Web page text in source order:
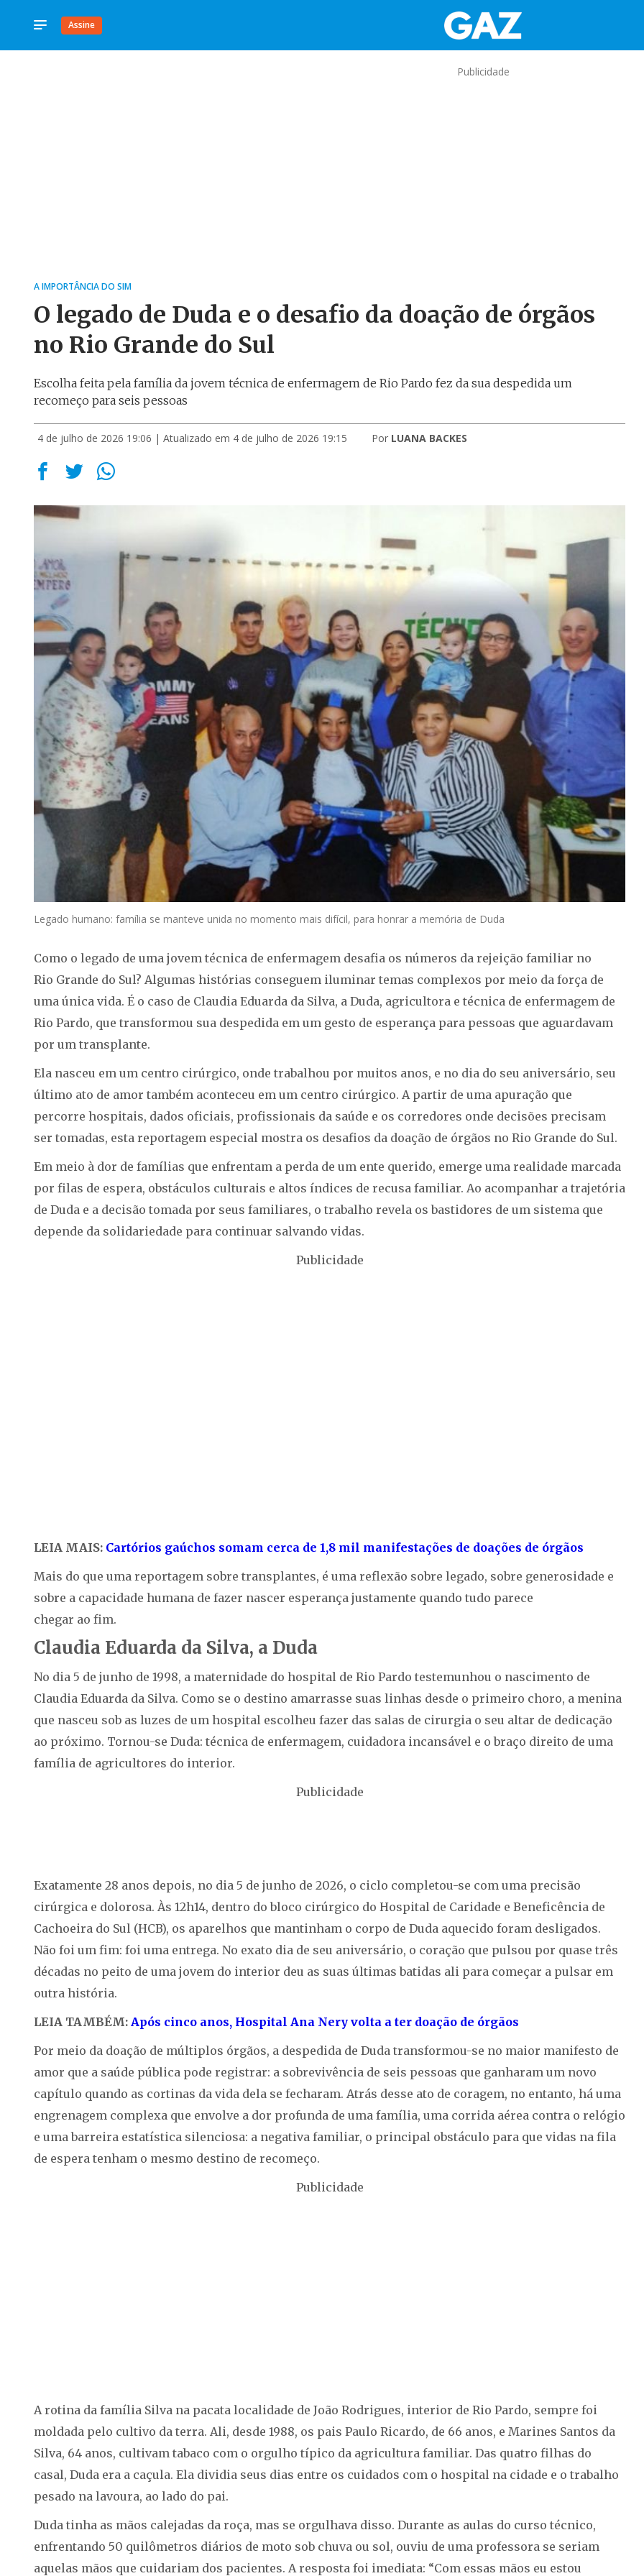
Assine
Publicidade
A IMPORTÂNCIA DO SIM
O legado de Duda e o desafio da doação de órgãos
no Rio Grande do Sul
Escolha feita pela família da jovem técnica de enfermagem de Rio Pardo fez da sua despedida um
recomeço para seis pessoas
4 de julho de 2026 19:06 | Atualizado em 4 de julho de 2026 19:15 Por LUANA BACKES
Legado humano: família se manteve unida no momento mais difícil, para honrar a memória de Duda
Como o legado de uma jovem técnica de enfermagem desafia os números da rejeição familiar no
Rio Grande do Sul? Algumas histórias conseguem iluminar temas complexos por meio da força de
uma única vida. É o caso de Claudia Eduarda da Silva, a Duda, agricultora e técnica de enfermagem de
Rio Pardo, que transformou sua despedida em um gesto de esperança para pessoas que aguardavam
por um transplante.
Ela nasceu em um centro cirúrgico, onde trabalhou por muitos anos, e no dia do seu aniversário, seu
último ato de amor também aconteceu em um centro cirúrgico. A partir de uma apuração que
percorre hospitais, dados oficiais, profissionais da saúde e os corredores onde decisões precisam
ser tomadas, esta reportagem especial mostra os desafios da doação de órgãos no Rio Grande do Sul.
Em meio à dor de famílias que enfrentam a perda de um ente querido, emerge uma realidade marcada
por filas de espera, obstáculos culturais e altos índices de recusa familiar. Ao acompanhar a trajetória
de Duda e a decisão tomada por seus familiares, o trabalho revela os bastidores de um sistema que
depende da solidariedade para continuar salvando vidas.
Publicidade
LEIA MAIS: Cartórios gaúchos somam cerca de 1,8 mil manifestações de doações de órgãos
Mais do que uma reportagem sobre transplantes, é uma reflexão sobre legado, sobre generosidade e
sobre a capacidade humana de fazer nascer esperança justamente quando tudo parece
chegar ao fim.
Claudia Eduarda da Silva, a Duda
No dia 5 de junho de 1998, a maternidade do hospital de Rio Pardo testemunhou o nascimento de
Claudia Eduarda da Silva. Como se o destino amarrasse suas linhas desde o primeiro choro, a menina
que nasceu sob as luzes de um hospital escolheu fazer das salas de cirurgia o seu altar de dedicação
ao próximo. Tornou-se Duda: técnica de enfermagem, cuidadora incansável e o braço direito de uma
família de agricultores do interior.
Publicidade
Exatamente 28 anos depois, no dia 5 de junho de 2026, o ciclo completou-se com uma precisão
cirúrgica e dolorosa. Às 12h14, dentro do bloco cirúrgico do Hospital de Caridade e Beneficência de
Cachoeira do Sul (HCB), os aparelhos que mantinham o corpo de Duda aquecido foram desligados.
Não foi um fim: foi uma entrega. No exato dia de seu aniversário, o coração que pulsou por quase três
décadas no peito de uma jovem do interior deu as suas últimas batidas ali para começar a pulsar em
outra história.
LEIA TAMBÉM: Após cinco anos, Hospital Ana Nery volta a ter doação de órgãos
Por meio da doação de múltiplos órgãos, a despedida de Duda transformou-se no maior manifesto de
amor que a saúde pública pode registrar: a sobrevivência de seis pessoas que ganharam um novo
capítulo quando as cortinas da vida dela se fecharam. Atrás desse ato de coragem, no entanto, há uma
engrenagem complexa que envolve a dor profunda de uma família, uma corrida aérea contra o relógio
e uma barreira estatística silenciosa: a negativa familiar, o principal obstáculo para que vidas na fila
de espera tenham o mesmo destino de recomeço.
Publicidade
A rotina da família Silva na pacata localidade de João Rodrigues, interior de Rio Pardo, sempre foi
moldada pelo cultivo da terra. Ali, desde 1988, os pais Paulo Ricardo, de 66 anos, e Marines Santos da
Silva, 64 anos, cultivam tabaco com o orgulho típico da agricultura familiar. Das quatro filhas do
casal, Duda era a caçula. Ela dividia seus dias entre os cuidados com o hospital na cidade e o trabalho
pesado na lavoura, ao lado do pai.
Duda tinha as mãos calejadas da roça, mas se orgulhava disso. Durante as aulas do curso técnico,
enfrentando 50 quilômetros diários de moto sob chuva ou sol, ouviu de uma professora se seriam
aquelas mãos que cuidariam dos pacientes. A resposta foi imediata: “Com essas mãos eu estou